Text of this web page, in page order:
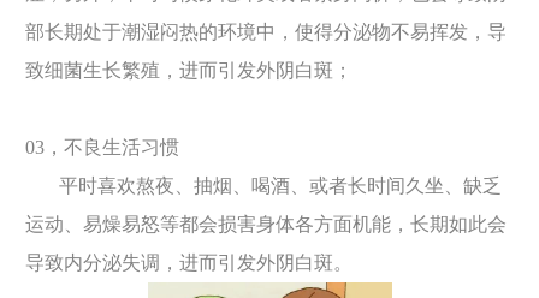
部长期处于潮湿闷热的环境中，使得分泌物不易挥发，导
致细菌生长繁殖，进而引发外阴白斑；
03，不良生活习惯
平时喜欢熬夜、抽烟、喝酒、或者长时间久坐、缺乏
运动、易燥易怒等都会损害身体各方面机能，长期如此会
导致内分泌失调，进而引发外阴白斑。